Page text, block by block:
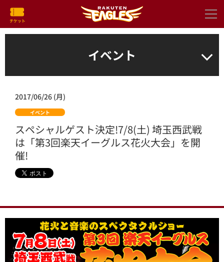
イベント
2017/06/26 (月)
イベント
スペシャルゲスト決定!7/8(土) 埼玉西武戦
は「第3回楽天イーグルス花火大会」を開
催!